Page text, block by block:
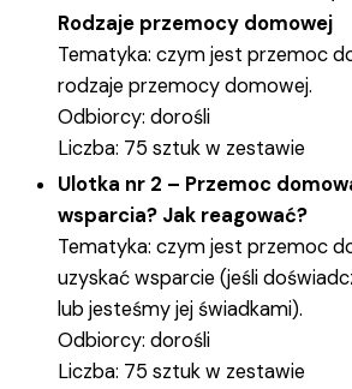
Rodzaje przemocy domowej
Tematyka: czym jest przemoc
rodzaje przemocy domowej.
Odbiorcy: dorośli
Liczba: 75 sztuk w zestawie
Ulotka nr 2 – Przemoc
wsparcia? Jak reagować?
Tematyka: czym jest przemoc
uzyskać wsparcie (jeśli
lub jesteśmy jej świadkami).
Odbiorcy: dorośli
Liczba: 75 sztuk w zestawie